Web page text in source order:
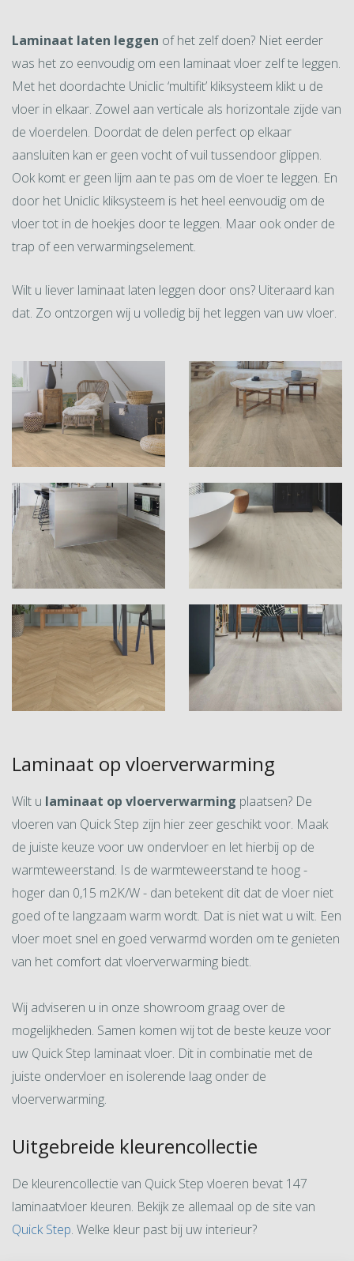
Laminaat laten leggen of het zelf doen? Niet eerder
was het zo eenvoudig om een laminaat vloer zelf te leggen.
Met het doordachte Uniclic ‘multifit’ kliksysteem klikt u de
vloer in elkaar. Zowel aan verticale als horizontale zijde van
de vloerdelen. Doordat de delen perfect op elkaar
aansluiten kan er geen vocht of vuil tussendoor glippen.
Ook komt er geen lijm aan te pas om de vloer te leggen. En
door het Uniclic kliksysteem is het heel eenvoudig om de
vloer tot in de hoekjes door te leggen. Maar ook onder de
trap of een verwarmingselement.
Wilt u liever laminaat laten leggen door ons? Uiteraard kan
dat. Zo ontzorgen wij u volledig bij het leggen van uw vloer.
Laminaat op vloerverwarming
Wilt u laminaat op vloerverwarming plaatsen? De
vloeren van Quick Step zijn hier zeer geschikt voor. Maak
de juiste keuze voor uw ondervloer en let hierbij op de
warmteweerstand. Is de warmteweerstand te hoog -
hoger dan 0,15 m2K/W - dan betekent dit dat de vloer niet
goed of te langzaam warm wordt. Dat is niet wat u wilt. Een
vloer moet snel en goed verwarmd worden om te genieten
van het comfort dat vloerverwarming biedt.
Wij adviseren u in onze showroom graag over de
mogelijkheden. Samen komen wij tot de beste keuze voor
uw Quick Step laminaat vloer. Dit in combinatie met de
juiste ondervloer en isolerende laag onder de
vloerverwarming.
Uitgebreide kleurencollectie
De kleurencollectie van Quick Step vloeren bevat 147
laminaatvloer kleuren. Bekijk ze allemaal op de site van
Quick Step. Welke kleur past bij uw interieur?